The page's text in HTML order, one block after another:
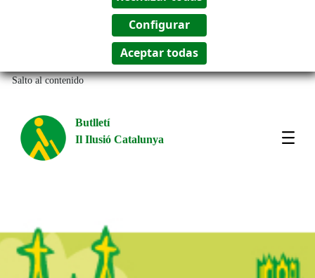
Salto al contenido
Butlletí
Il Ilusió Catalunya